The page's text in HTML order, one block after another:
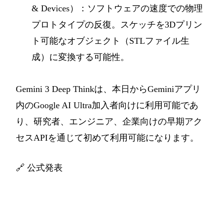
& Devices）：ソフトウェアの速度での物理
プロトタイプの反復。スケッチを3Dプリン
ト可能なオブジェクト（STLファイル生
成）に変換する可能性。
Gemini 3 Deep Thinkは、本日からGeminiアプリ
内のGoogle AI Ultra加入者向けに利用可能であ
り、研究者、エンジニア、企業向けの早期アク
セスAPIを通じて初めて利用可能になります。
🔗 公式発表